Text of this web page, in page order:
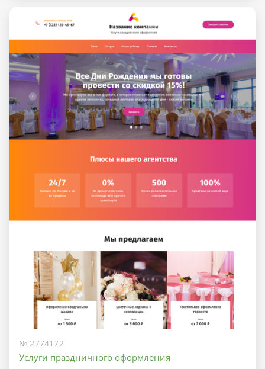
№ 2774172
Услуги праздничного оформления